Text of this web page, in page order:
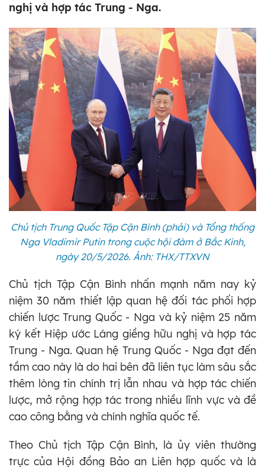
nghị và hợp tác Trung - Nga.
Chủ tịch Trung Quốc Tập Cận Bình (phải) và Tổng thống
Nga Vladimir Putin trong cuộc hội đàm ở Bắc Kinh,
ngày 20/5/2026. Ảnh: THX/TTXVN
Chủ tịch Tập Cận Bình nhấn mạnh năm nay kỷ
niệm 30 năm thiết lập quan hệ đối tác phối hợp
chiến lược Trung Quốc - Nga và kỷ niệm 25 năm
ký kết Hiệp ước Láng giềng hữu nghị và hợp tác
Trung - Nga. Quan hệ Trung Quốc - Nga đạt đến
tầm cao này là do hai bên đã liên tục làm sâu sắc
thêm lòng tin chính trị lẫn nhau và hợp tác chiến
lược, mở rộng hợp tác trong nhiều lĩnh vực và đề
cao công bằng và chính nghĩa quốc tế.
Theo Chủ tịch Tập Cận Bình, là ủy viên thường
trực của Hội đồng Bảo an Liên hợp quốc và là